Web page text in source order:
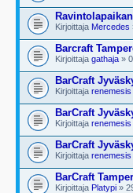
Kirjoittaja Mercedes
Barcraft
Kirjoittaja gathaja »
BarCraft
Kirjoittaja renemesis
BarCraft
Kirjoittaja renemesis
BarCraft
Kirjoittaja renemesis
BarCraft
Kirjoittaja Platypi »